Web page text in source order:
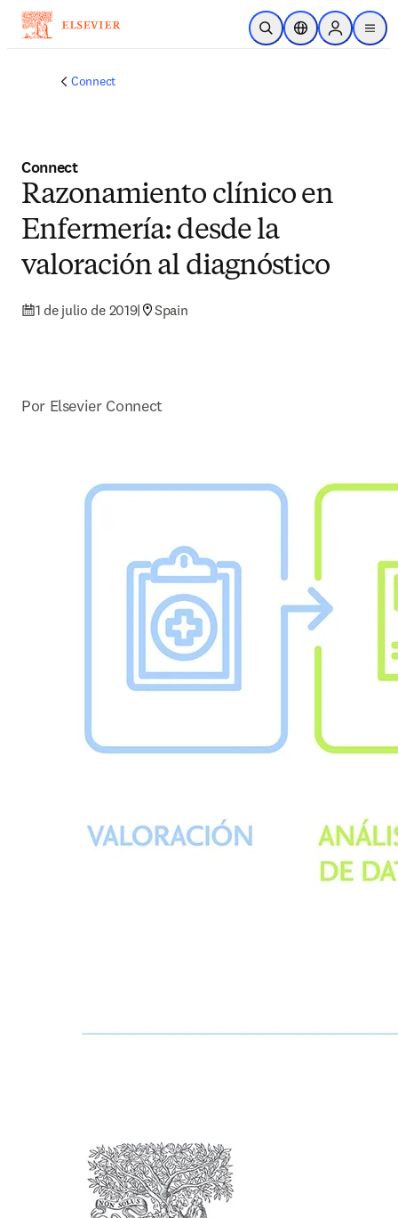
Saltar al contenido principal
Abrir búsqueda
Selector deSign in to
menu
Connect
Connect
Razonamiento clínico en
Enfermería: desde la
valoración al diagnóstico
1 de julio de 2019| Spain
Por Elsevier Connect